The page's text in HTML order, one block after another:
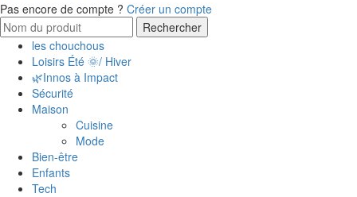
Pas encore de compte ? Créer un compte
Search
for:
Rechercher
les chouchous
Loisirs Été 🌞/ Hiver
🌿Innos à Impact
Sécurité
Maison
Cuisine
Mode
Bien-être
Enfants
Tech